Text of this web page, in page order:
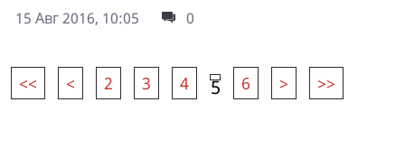
15 Авг 2016, 10:05
0
<< < 2 3 4 5 6 > >>